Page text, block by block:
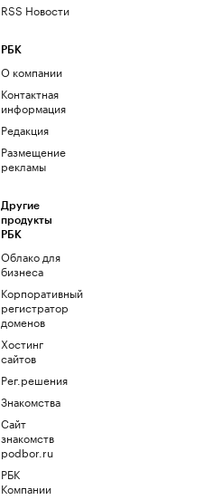
RSS Новости
РБК
О компании
Контактная
информация
Редакция
Размещение
рекламы
Другие
продукты
РБК
Облако для
бизнеса
Корпоративный
регистратор
доменов
Хостинг
сайтов
Рег.решения
Знакомства
Сайт
знакомств
podbor.ru
РБК
Компании